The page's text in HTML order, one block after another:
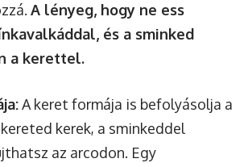
A lényeg, hogy ne ess
és a sminked
a kerettel.
A keret formája is befolyásolja a
kerek, a sminkeddel
az arcodon. Egy